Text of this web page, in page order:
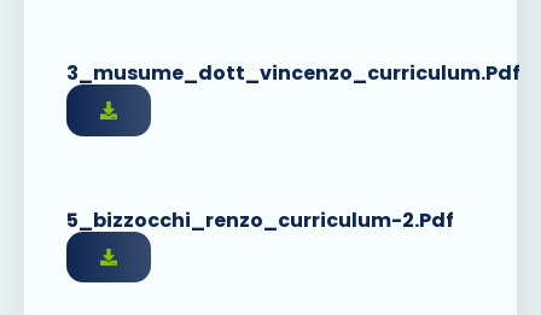
3_musume_dott_vincenzo_curriculum.pdf
5_bizzocchi_renzo_curriculum-2.pdf